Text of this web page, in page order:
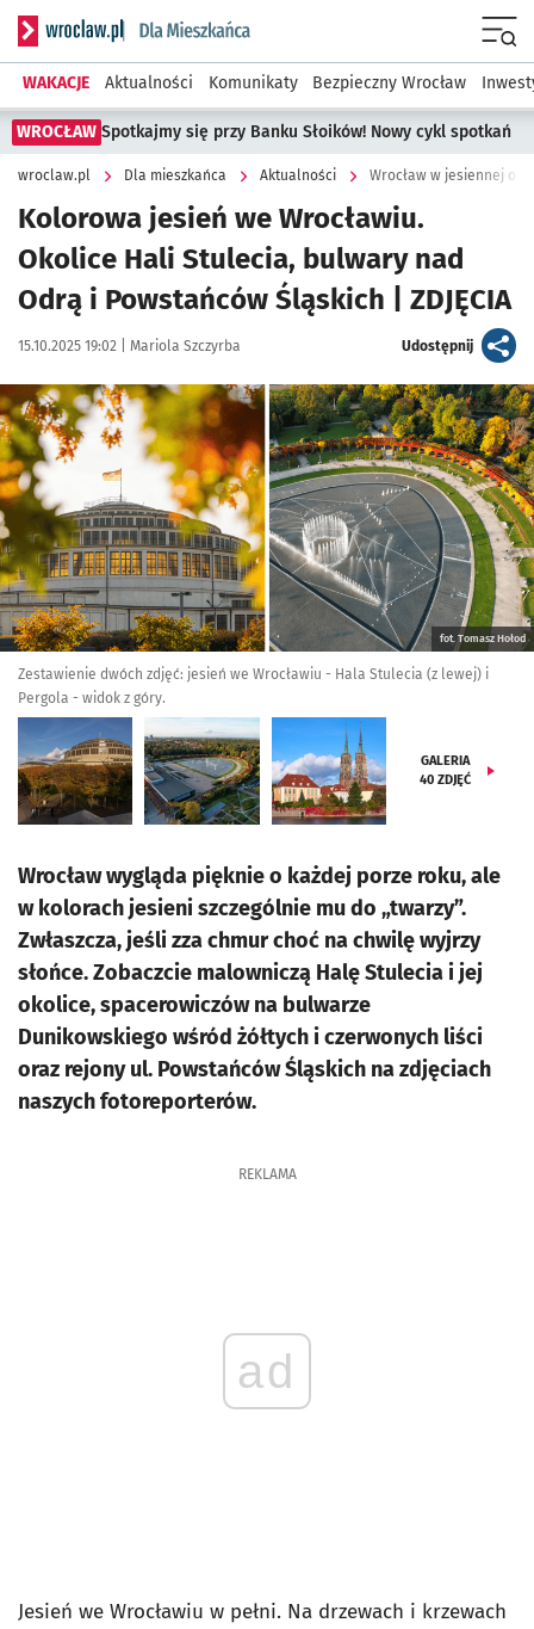
Serwis informacyjny wroclaw.pl podserwis: Dla mieszkańca
WAKACJE Aktualności Komunikaty Bezpieczny Wrocław
WROCŁAW Spotkajmy się przy Banku Słoików! Nowy cykl spotkań
wroclaw.pl Dla mieszkańca Aktualności Wrocław w jesiennej
Kolorowa jesień we Wrocławiu.
Okolice Hali Stulecia, bulwary nad
Odrą i Powstańców Śląskich | ZDJĘCIA
Data publikacji:
15.10.2025 19:02 | Autor:
Mariola Szczyrba Udostępnijartykuł
Kliknij, aby zobaczyć galerię
fot. Tomasz Hołod
Zestawienie dwóch zdjęć: jesień we Wrocławiu - Hala Stulecia (z lewej) i
Pergola - widok z góry.
GALERIA
40 ZDJĘĆ
Wrocław wygląda pięknie o każdej porze roku, ale
w kolorach jesieni szczególnie mu do „twarzy”.
Zwłaszcza, jeśli zza chmur choć na chwilę wyjrzy
słońce. Zobaczcie malowniczą Halę Stulecia i jej
okolice, spacerowiczów na bulwarze
Dunikowskiego wśród żółtych i czerwonych liści
oraz rejony ul. Powstańców Śląskich na zdjęciach
naszych fotoreporterów.
REKLAMA
ad
Jesień we Wrocławiu w pełni. Na drzewach i krzewach